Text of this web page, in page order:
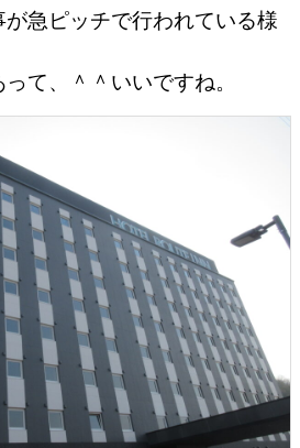
急ピッチで行われている様
て、＾＾いいですね。